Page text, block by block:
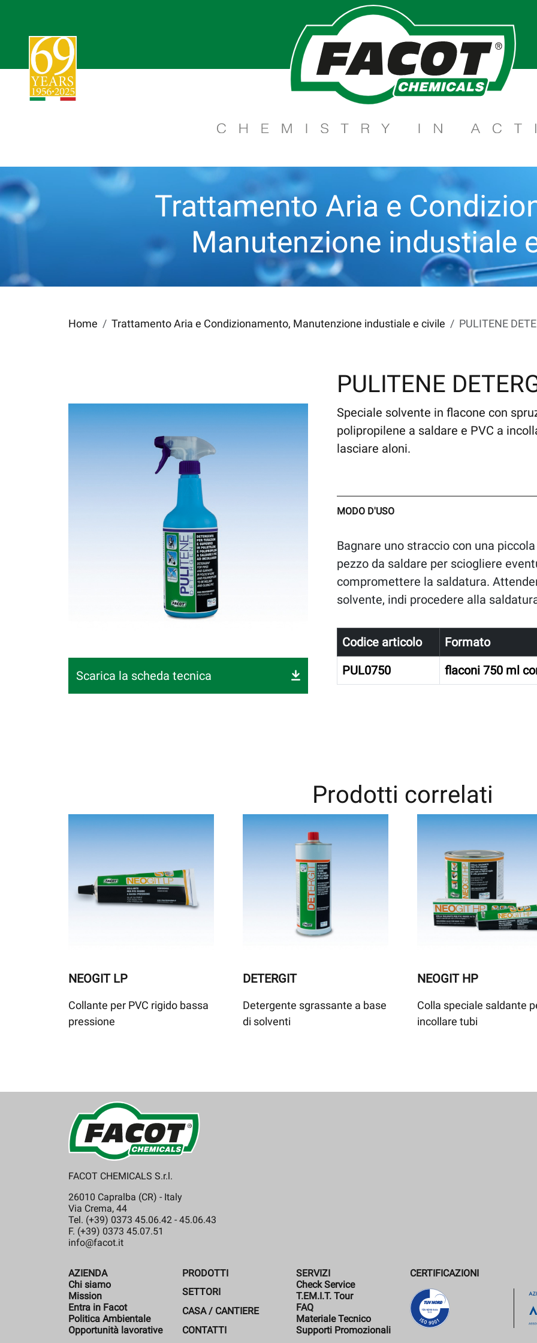
Trattamento Aria e
Manutenzione industiale
Home Trattamento Aria e Condizionamento, Manutenzione industiale e civile PULITENE
PULITENE
Scarica la scheda tecnica
Speciale solvente in flacone con
polipropilene a saldare e PVC a
lasciare aloni.
MODO D'USO
Bagnare uno straccio con una
pezzo da saldare per sciogliere
compromettere la saldatura.
solvente, indi procedere alla
Codice articolo
Formato
PUL0750
flaconi 750 ml
Prodotti correlati
NEOGIT LP
Collante per PVC rigido bassa
pressione
DETERGIT
Detergente sgrassante a base
di solventi
NEOGIT HP
Colla speciale saldante
incollare tubi
FACOT CHEMICALS S.r.l.
26010 Capralba (CR) - Italy
Via Crema, 44
Tel. (+39) 0373 45.06.42 - 45.06.43
F. (+39) 0373 45.07.51
info@facot.it
AZIENDA
Chi siamo
Mission
Entra in Facot
Politica Ambientale
Opportunità lavorative
PRODOTTI
SETTORI
CASA / CANTIERE
CONTATTI
SERVIZI
Check Service
T.EM.I.T. Tour
FAQ
Materiale Tecnico
Supporti Promozionali
CERTIFICAZIONI